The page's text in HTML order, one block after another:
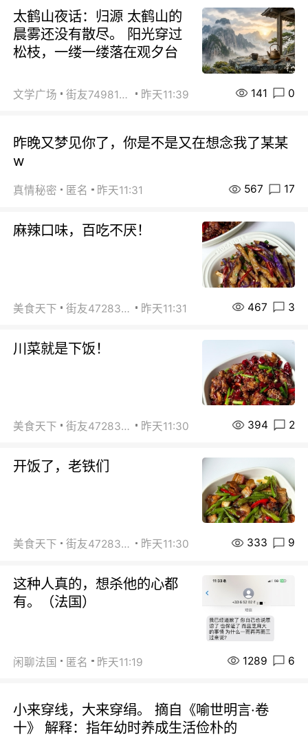
太鹤山夜话：归源 太鹤山的
晨雾还没有散尽。 阳光穿过
松枝，一缕一缕落在观夕台
文学广场 街友74981146 昨天11:39 141 0
昨晚又梦见你了，你是不是又在想念我了某某
w
真情秘密 匿名 昨天11:31 567 17
麻辣口味，百吃不厌！
美食天下 街友472838572 昨天11:31 467 3
川菜就是下饭！
美食天下 街友472838572 昨天11:30 394 2
开饭了，老铁们
美食天下 街友472838572 昨天11:30 333 9
这种人真的，想杀他的心都
有。（法国）
闲聊法国 匿名 昨天11:19 1289 6
小来穿线，大来穿绢。 摘自《喻世明言·卷
十》 解释：指年幼时养成生活俭朴的